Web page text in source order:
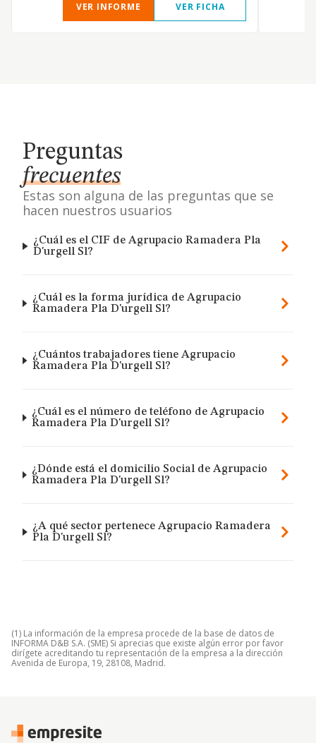
VER INFORME
VER FICHA
Preguntas
frecuentes
Estas son alguna de las preguntas que se
hacen nuestros usuarios
¿Cuál es el CIF de Agrupacio Ramadera Pla
D'urgell Sl?
¿Cuál es la forma jurídica de Agrupacio
Ramadera Pla D'urgell Sl?
¿Cuántos trabajadores tiene Agrupacio
Ramadera Pla D'urgell Sl?
¿Cuál es el número de teléfono de Agrupacio
Ramadera Pla D'urgell Sl?
¿Dónde está el domicilio Social de Agrupacio
Ramadera Pla D'urgell Sl?
¿A qué sector pertenece Agrupacio Ramadera
Pla D'urgell Sl?
(1) La información de la empresa procede de la base de datos de
INFORMA D&B S.A. (SME) Si aprecias que existe algún error por favor
dirígete acreditando tu representación de la empresa a la dirección
Avenida de Europa, 19, 28108, Madrid.